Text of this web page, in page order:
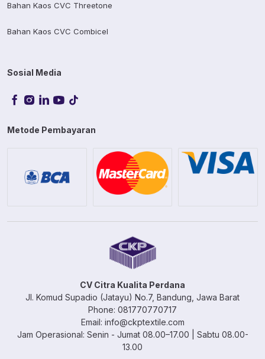
Bahan Kaos CVC Threetone
Bahan Kaos CVC Combicel
Sosial Media
Metode Pembayaran
CV Citra Kualita Perdana
Jl. Komud Supadio (Jatayu) No.7, Bandung, Jawa Barat
Phone: 081770770717
Email: info@ckptextile.com
Jam Operasional: Senin - Jumat 08.00–17.00 | Sabtu 08.00-
13.00